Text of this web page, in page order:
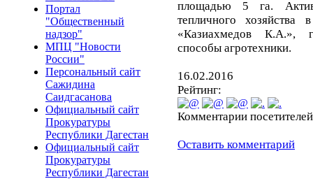
Портал
"Общественный
надзор"
МПЦ "Новости
России"
Персональный сайт
Сажидина
Саидгасанова
Официальный сайт
Прокуратуры
Республики Дагестан
Официальный сайт
Прокуратуры
Республики Дагестан
площадью 5 га.
тепличного
«Казиахмедов К.А.»,
способы агротехники.
16.02.2016
Рейтинг:
Комментарии
Оставить комментарий